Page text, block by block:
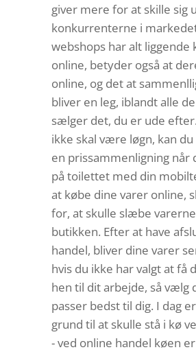
giver mere for at skille sig
konkurrenterne i
webshops har alt liggende
online, betyder også at
online, og det at
bliver en leg, iblandt alle
sælger det, du er ude
ikke skal være løgn, kan du
en prissammenligning når
på toilettet med din
at købe dine varer online,
for, at skulle slæbe
butikken. Efter at have
handel, bliver dine varer
hvis du ikke har valgt at få
hen til dit arbejde, så vælg
passer bedst til dig. I dag
grund til at skulle stå i kø
- ved online handel køen